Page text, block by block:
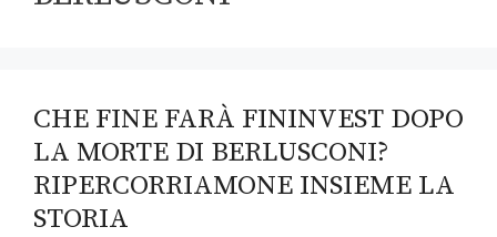
CHE FINE FARÀ FININVEST DOPO
LA MORTE DI BERLUSCONI?
RIPERCORRIAMONE INSIEME LA
STORIA